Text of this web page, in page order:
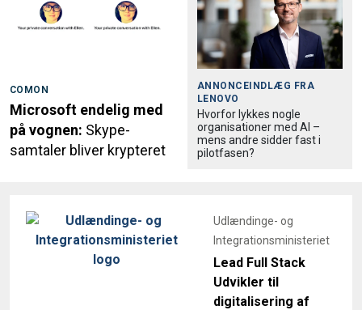
COMON
Microsoft endelig med
på vognen: Skype-
samtaler bliver krypteret
ANNONCEINDLÆG FRA
LENOVO
Hvorfor lykkes nogle
organisationer med AI –
mens andre sidder fast i
pilotfasen?
Udlændinge- og
Integrationsministeriet
Lead Full Stack
Udvikler til
digitalisering af